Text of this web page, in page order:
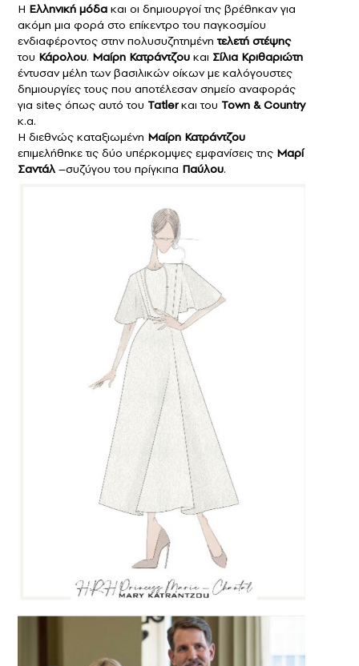
Η Ελληνική μόδα και οι δημιουργοί της βρέθηκαν για
ακόμη μια φορά στο επίκεντρο του παγκοσμίου
ενδιαφέροντος στην πολυσυζητημένητελετή στέψης
του Κάρολου. Μαίρη Κατράντζου και Σίλια Κριθαριώτη
έντυσαν μέλη των βασιλικών οίκων με καλόγουστες
δημιουργίες τους που αποτέλεσαν σημείο αναφοράς
για siteς όπως αυτό του Tatlerκαι του Town & Country
κ.α.
Η διεθνώς καταξιωμένη Μαίρη Κατράντζου
επιμελήθηκε τις δύο υπέρκομψες εμφανίσεις της Μαρί
Σαντάλ –συζύγου του πρίγκιπα Παύλου.